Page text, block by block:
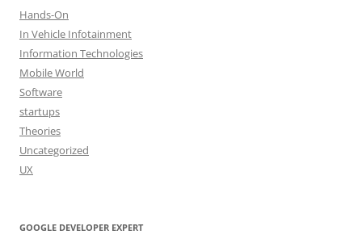
Hands-On
In Vehicle Infotainment
Information Technologies
Mobile World
Software
startups
Theories
Uncategorized
UX
GOOGLE DEVELOPER EXPERT